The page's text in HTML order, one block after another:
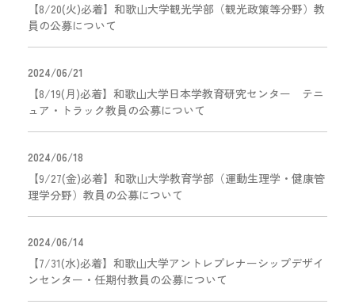
【8/20(火)必着】和歌山大学観光学部（観光政策等分野）教
員の公募について
2024/06/21
【8/19(月)必着】和歌山大学日本学教育研究センター テニ
ュア・トラック教員の公募について
2024/06/18
【9/27(金)必着】和歌山大学教育学部（運動生理学・健康管
理学分野）教員の公募について
2024/06/14
【7/31(水)必着】和歌山大学アントレプレナーシップデザイ
ンセンター・任期付教員の公募について